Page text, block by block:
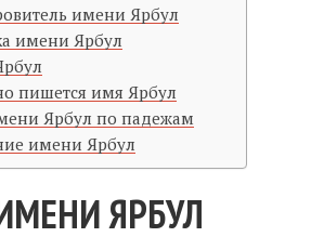
имени Ярбул
имени Ярбул
пишется имя Ярбул
Ярбул по падежам
имени Ярбул
ЯРБУЛ